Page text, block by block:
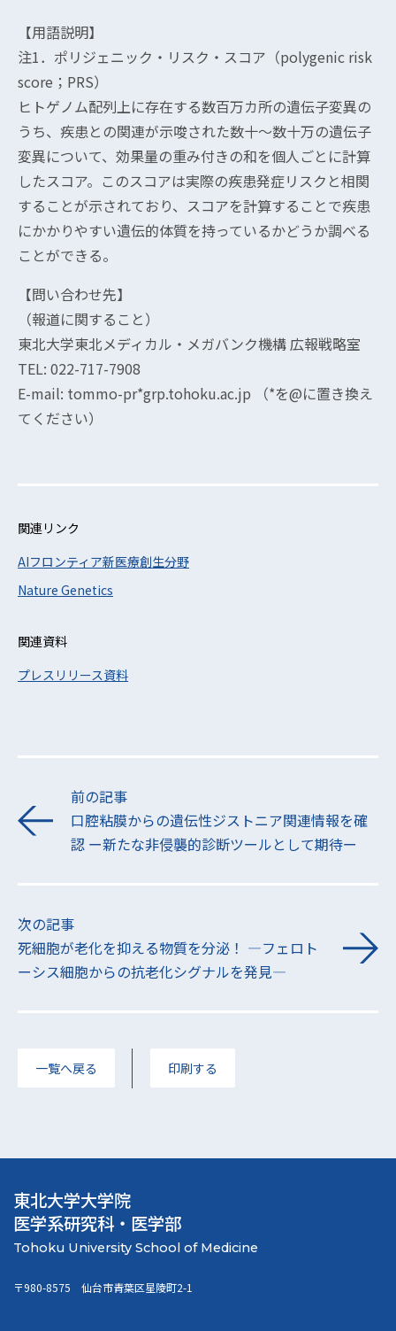
【用語説明】
注1．ポリジェニック・リスク・スコア（polygenic risk
score；PRS）
ヒトゲノム配列上に存在する数百万カ所の遺伝子変異の
うち、疾患との関連が示唆された数十〜数十万の遺伝子
変異について、効果量の重み付きの和を個人ごとに計算
したスコア。このスコアは実際の疾患発症リスクと相関
することが示されており、スコアを計算することで疾患
にかかりやすい遺伝的体質を持っているかどうか調べる
ことができる。
【問い合わせ先】
（報道に関すること）
東北大学東北メディカル・メガバンク機構 広報戦略室
TEL: 022-717-7908
E-mail: tommo-pr*grp.tohoku.ac.jp （*を@に置き換え
てください）
関連リンク
AIフロンティア新医療創生分野
Nature Genetics
関連資料
プレスリリース資料
前の記事
口腔粘膜からの遺伝性ジストニア関連情報を確
認 ー新たな非侵襲的診断ツールとして期待ー
次の記事
死細胞が老化を抑える物質を分泌！ ―フェロト
ーシス細胞からの抗老化シグナルを発見―
一覧へ戻る 印刷する
東北大学大学院
医学系研究科・医学部
〒980-8575 仙台市青葉区星陵町2-1